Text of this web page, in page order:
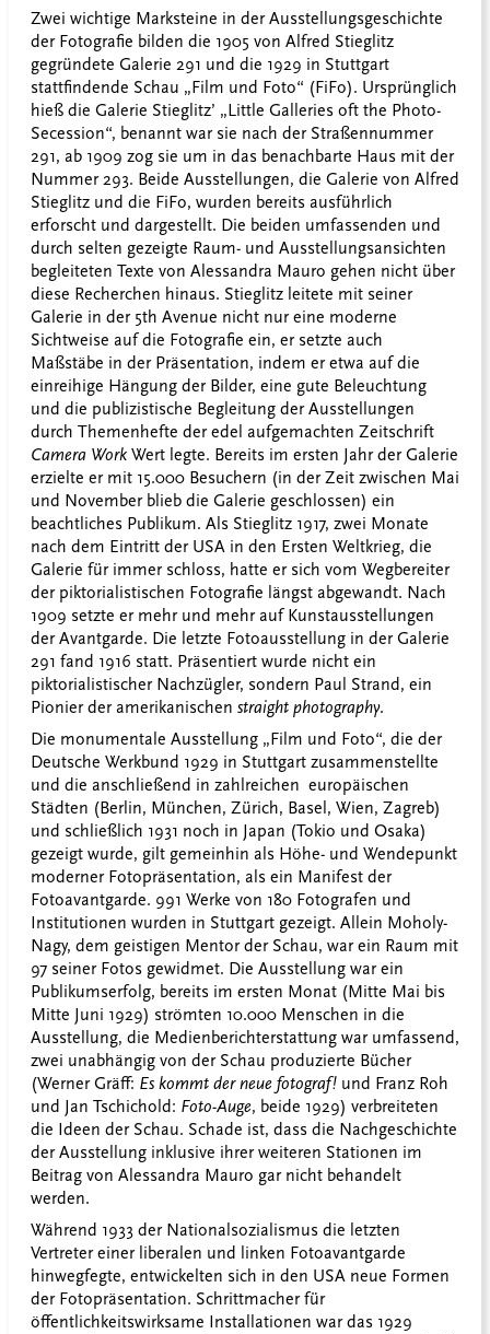
Zwei wichtige Marksteine in der Ausstellungsgeschichte
der Fotografie bilden die 1905 von Alfred Stieglitz
gegründete Galerie 291 und die 1929 in Stuttgart
stattfindende Schau „Film und Foto“ (FiFo). Ursprünglich
hieß die Galerie Stieglitz’ „Little Galleries oft the Photo-
Secession“, benannt war sie nach der Straßennummer
291, ab 1909 zog sie um in das benachbarte Haus mit der
Nummer 293. Beide Ausstellungen, die Galerie von Alfred
Stieglitz und die FiFo, wurden bereits ausführlich
erforscht und dargestellt. Die beiden umfassenden und
durch selten gezeigte Raum- und Ausstellungsansichten
begleiteten Texte von Alessandra Mauro gehen nicht über
diese Recherchen hinaus. Stieglitz leitete mit seiner
Galerie in der 5th Avenue nicht nur eine moderne
Sichtweise auf die Fotografie ein, er setzte auch
Maßstäbe in der Präsentation, indem er etwa auf die
einreihige Hängung der Bilder, eine gute Beleuchtung
und die publizistische Begleitung der Ausstellungen
durch Themenhefte der edel aufgemachten Zeitschrift
Camera Work Wert legte. Bereits im ersten Jahr der Galerie
erzielte er mit 15.000 Besuchern (in der Zeit zwischen Mai
und November blieb die Galerie geschlossen) ein
beachtliches Publikum. Als Stieglitz 1917, zwei Monate
nach dem Eintritt der USA in den Ersten Weltkrieg, die
Galerie für immer schloss, hatte er sich vom Wegbereiter
der piktorialistischen Fotografie längst abgewandt. Nach
1909 setzte er mehr und mehr auf Kunstausstellungen
der Avantgarde. Die letzte Fotoausstellung in der Galerie
291 fand 1916 statt. Präsentiert wurde nicht ein
piktorialistischer Nachzügler, sondern Paul Strand, ein
Pionier der amerikanischen straight photography.
Die monumentale Ausstellung „Film und Foto“, die der
Deutsche Werkbund 1929 in Stuttgart zusammenstellte
und die anschließend in zahlreichen europäischen
Städten (Berlin, München, Zürich, Basel, Wien, Zagreb)
und schließlich 1931 noch in Japan (Tokio und Osaka)
gezeigt wurde, gilt gemeinhin als Höhe- und Wendepunkt
moderner Fotopräsentation, als ein Manifest der
Fotoavantgarde. 991 Werke von 180 Fotografen und
Institutionen wurden in Stuttgart gezeigt. Allein Moholy-
Nagy, dem geistigen Mentor der Schau, war ein Raum mit
97 seiner Fotos gewidmet. Die Ausstellung war ein
Publikumserfolg, bereits im ersten Monat (Mitte Mai bis
Mitte Juni 1929) strömten 10.000 Menschen in die
Ausstellung, die Medienberichterstattung war umfassend,
zwei unabhängig von der Schau produzierte Bücher
(Werner Gräff: Es kommt der neue fotograf! und Franz Roh
und Jan Tschichold: Foto-Auge, beide 1929) verbreiteten
die Ideen der Schau. Schade ist, dass die Nachgeschichte
der Ausstellung inklusive ihrer weiteren Stationen im
Beitrag von Alessandra Mauro gar nicht behandelt
werden.
Während 1933 der Nationalsozialismus die letzten
Vertreter einer liberalen und linken Fotoavantgarde
hinwegfegte, entwickelten sich in den USA neue Formen
der Fotopräsentation. Schrittmacher für
öffentlichkeitswirksame Installationen war das 1929